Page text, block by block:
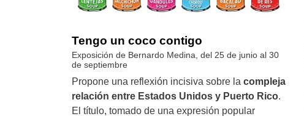
Tengo un coco contigo
Exposición de Bernardo Medina, del 25 de junio al 30
de septiembre
Propone una reflexión incisiva sobre la compleja
relación entre Estados Unidos y Puerto Rico.
El título, tomado de una expresión popular